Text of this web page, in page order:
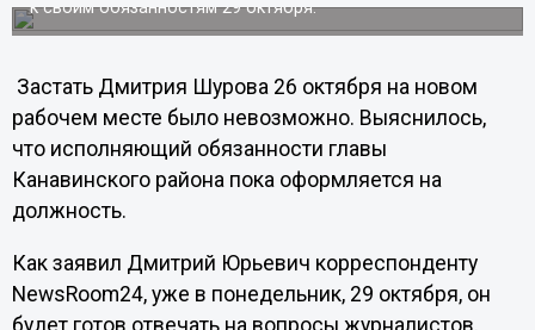
к своим обязанностям 29 октября.
Застать Дмитрия Шурова 26 октября на новом
рабочем месте было невозможно. Выяснилось,
что исполняющий обязанности главы
Канавинского района пока оформляется на
должность.
Как заявил Дмитрий Юрьевич корреспонденту
NewsRoom24, уже в понедельник, 29 октября, он
будет готов отвечать на вопросы журналистов.